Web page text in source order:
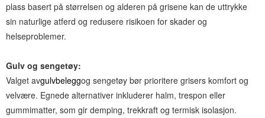
plass basert på størrelsen og alderen på grisene kan de uttrykke
sin naturlige atferd og redusere risikoen for skader og
helseproblemer.
Gulv og sengetøy:
Valget avgulvbeleggog sengetøy bør prioritere grisers komfort og
velvære. Egnede alternativer inkluderer halm, trespon eller
gummimatter, som gir demping, trekkraft og termisk isolasjon.